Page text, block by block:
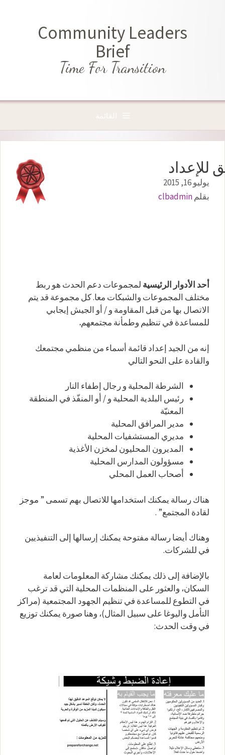
Community Leaders
Brief
Time For Transition
القائمة
للإعداد
يوليو 16, 2015
بقلمclbadmin
أحد الأدوار الرئيسية لمجموعات دعم الحدث هو ربط
مختلف المجموعات والشبكات معا. كل مجموعة قد يتم
الاتصال بها من قبل المقاومة و / أو الجيش إيجابي
للمساعدة في تنظيم وطمأنة مجتمعهم.
إنه من الجيد إعداد قائمة أسماء من منظمي مجتمعك
والقادة على النحو التالي
الشرطة المحلية و رجال إطفاء النار
رئيس البلدية المحلية و / أو المنفّذ في المنطقة
المعنيّة
مدير المرافق المحلية
مديري المستشفيات المحلية
المديرون المحليون لمخزن الأغذية
مسؤولون المدارس المحلية
أصحاب العمل المحلي
هناك رسالة يمكنك استخدامها للاتصال بهم تسمى ” موجز
لقادة المجتمع” .
وهناك أيضا رسالة مفتوحة يمكنك إرسالها إلى التنفيذيين
في للشركات.
بالإضافة إلى ذلك يمكنك مشاركة المعلومات لعامة
السكان، والعثور على المنظمات المحلية التي قد ترغب
في التطوع للمساعدة في تنظيم الجهود المجتمعية (مراكز
التأمل واليوغا على سبيل المثال)، وهنا صورة يمكنك توزيع
في وقت الحدث: